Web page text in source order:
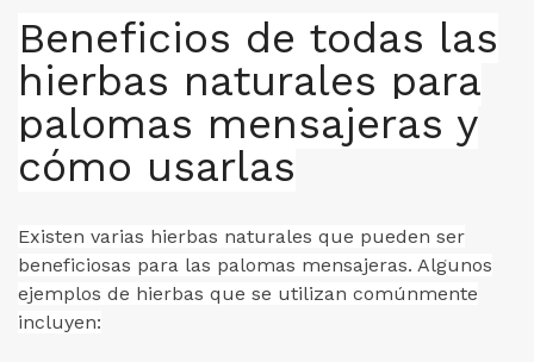
Beneficios de todas las
hierbas naturales para
palomas mensajeras y
cómo usarlas
Existen varias hierbas naturales que pueden ser
beneficiosas para las palomas mensajeras. Algunos
ejemplos de hierbas que se utilizan comúnmente
incluyen: